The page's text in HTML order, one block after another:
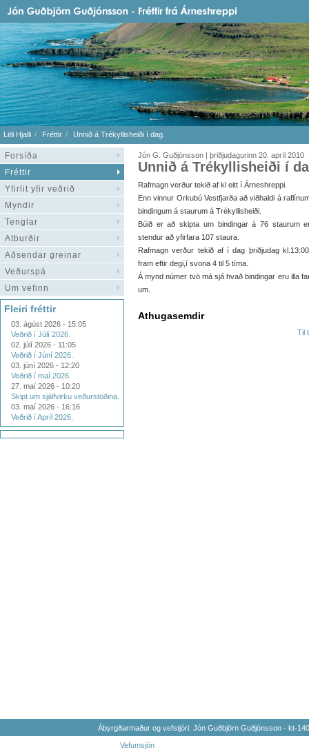
Litli Hjalli Fréttir Unnið á Trékyllisheiði í dag.
Forsíða
Fréttir
Yfirlit yfir veðrið
Myndir
Tenglar
Atburðir
Aðsendar greinar
Veðurspá
Um vefinn
Fleiri fréttir
03. ágúst 2026 - 15:05
Veðrið í Júlí 2026.
02. júlí 2026 - 11:05
Veðrið í Júní 2026.
03. júní 2026 - 12:20
Veðrið í maí 2026.
27. maí 2026 - 10:20
Skipt um sjálfvirku veðurstöðina.
03. maí 2026 - 16:16
Veðrið í Apríl 2026.
Jón G. Guðjónsson | þriðjudagurinn 20. apríl 2010
Unnið á Trékyllisheiði í
Rafmagn verður tekið af kl eitt í Árneshreppi.
Enn vinnur Orkubú Vestfjarða að viðhaldi á
bindingum á staurum á Trékyllisheiði.
Búið er að skipta um bindingar á 76 staurum
stendur að yfirfara 107 staura.
Rafmagn verður tekið af í dag þriðjudag
fram eftir degi,í svona 4 til 5 tíma.
Á mynd númer tvö má sjá hvað bindingar eru illa
um.
Athugasemdir
Til
Ábyrgðarmaður og vefstjóri: Jón Guðbjörn Guðjónsson - kt-
Vefumsjón